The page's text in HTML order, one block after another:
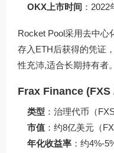
OKX上市时间 ：2022
Rocket Pool采用去中心
存入ETH后获得的凭证
性充沛,适合长期持有者。
Frax Finance (FXS
类型 ：治理代币（
市值 ：约8亿美元（
年化收益率 ：约4%-